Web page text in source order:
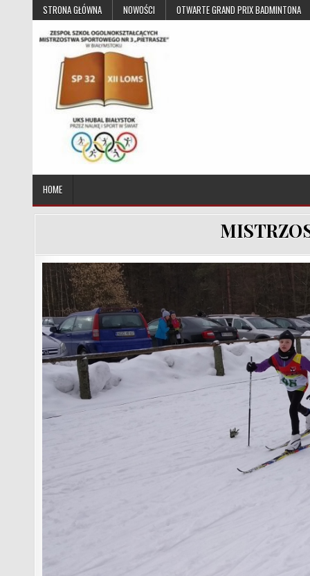
Skip to contentSTRONA GŁÓWNA NOWOŚCI OTWARTE GRAND PRIX BADMINTONA
UKS Hubal Białystok
HOME